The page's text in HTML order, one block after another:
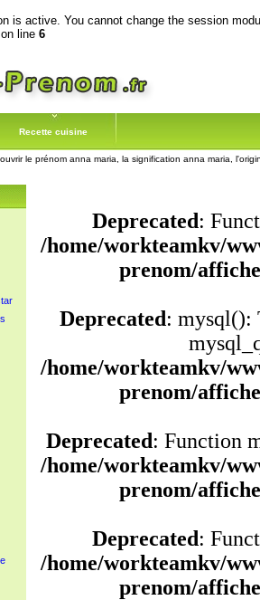
is active. You cannot change the session
on line 6
Recette cuisine
le prénom anna maria, la signification anna maria,
Deprecated:
/home/workteamkv/
prenom/
Deprecated: mysql():
/home/workteamkv/
prenom/
Deprecated: Function
/home/workteamkv/
prenom/
Deprecated:
/home/workteamkv/
prenom/